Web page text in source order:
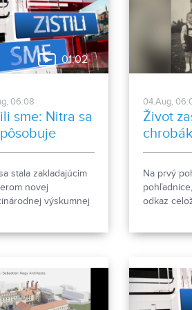
01:02
06:08
sme: Nitra sa
SPU
do
stala zakladajúcim
novej
výskumnej
04.Aug,
Život
Na prvý
odkaz
Vznikla zo
zo Zlatých